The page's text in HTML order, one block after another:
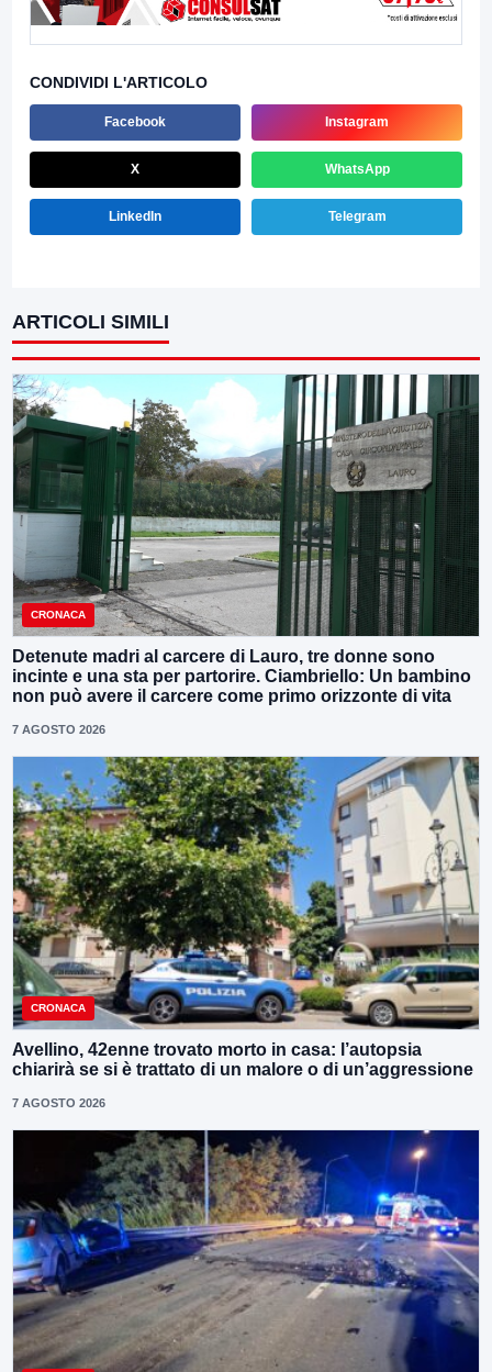
CONDIVIDI L'ARTICOLO
Facebook Instagram
X WhatsApp
LinkedIn Telegram
ARTICOLI SIMILI
CRONACA
Detenute madri al carcere di Lauro, tre donne sono
incinte e una sta per partorire. Ciambriello: Un bambino
non può avere il carcere come primo orizzonte di vita
7 AGOSTO 2026
CRONACA
Avellino, 42enne trovato morto in casa: l’autopsia
chiarirà se si è trattato di un malore o di un’aggressione
7 AGOSTO 2026